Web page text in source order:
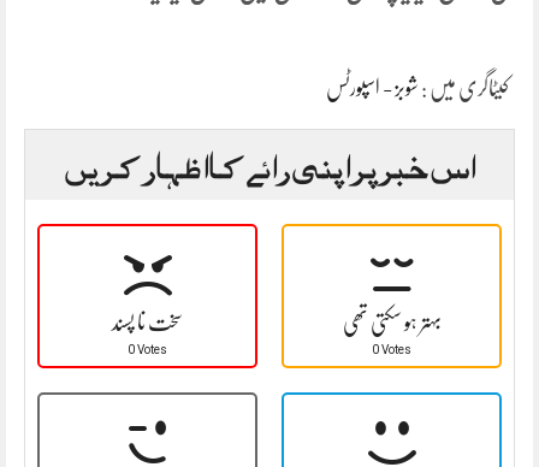
کیٹاگری میں : شوبز - اسپورٹس
اس خبر پر اپنی رائے کا اظہار کریں
سخت نا پسند
0 Votes
بہتر ہو سکتی تھی
0 Votes